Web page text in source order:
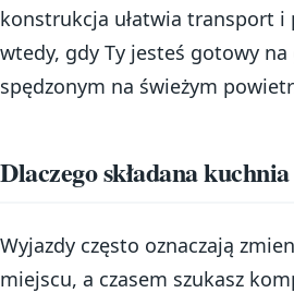
konstrukcja ułatwia transport i
wtedy, gdy Ty jesteś gotowy
spędzonym na świeżym
Dlaczego składana
Wyjazdy często oznaczają
miejscu, a czasem szukasz